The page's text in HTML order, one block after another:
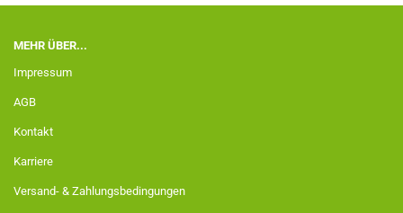
MEHR ÜBER...
Impressum
AGB
Kontakt
Karriere
Versand- & Zahlungsbedingungen